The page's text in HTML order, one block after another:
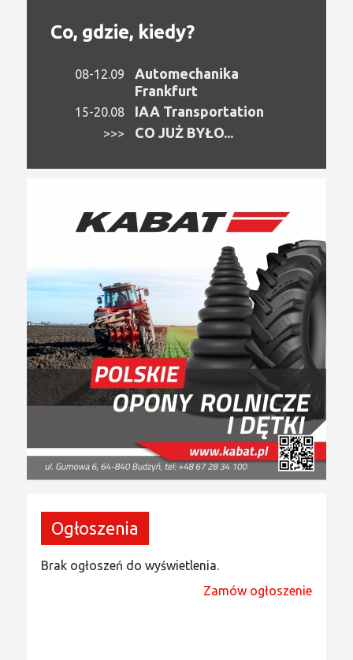
Co, gdzie, kiedy?
08-12.09
Automechanika
Frankfurt
15-20.08 IAA Transportation
>>> CO JUŻ BYŁO...
Ogłoszenia
Brak ogłoszeń do wyświetlenia.
Zamów ogłoszenie